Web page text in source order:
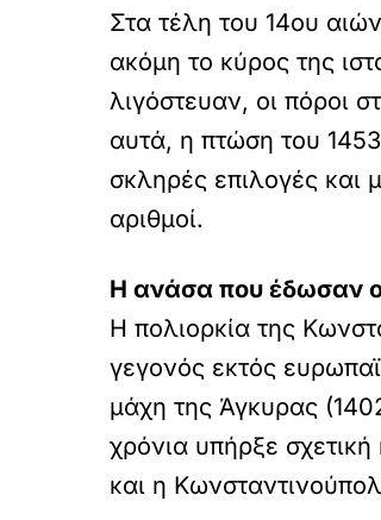
Στα τέλη του 14ου
ακόμη το κύρος της
λιγόστευαν, οι πόροι
αυτά, η πτώση του
σκληρές επιλογές και
αριθμοί.
Η ανάσα που έδωσαν
Η πολιορκία της
γεγονός εκτός
μάχη της Άγκυρας
χρόνια υπήρξε
και η